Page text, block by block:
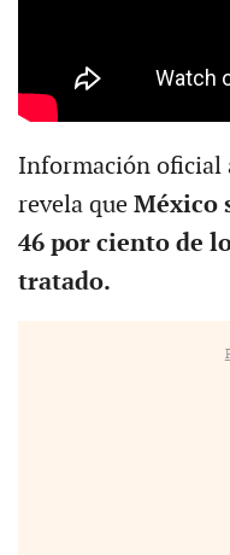
Información oficial
revela que México
46 por ciento de
tratado.